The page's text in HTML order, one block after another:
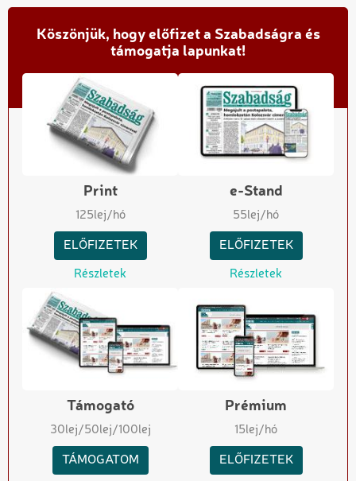
Köszönjük, hogy előfizet a Szabadságra és
támogatja lapunkat!
Print
125lej/hó
ELŐFIZETEK
Részletek
e-Stand
55lej/hó
ELŐFIZETEK
Részletek
Támogató
30lej/50lej/100lej
TÁMOGATOM
Prémium
15lej/hó
ELŐFIZETEK